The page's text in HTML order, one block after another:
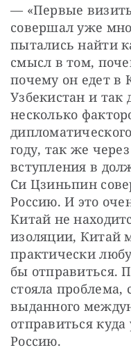
— «Первые
совершал уже
пытались найти
смысл в том,
почему он едет в
Узбекистан и так
несколько
году, так же
вступления в
Си Цзиньпин
Россию. И это
Китай не
изоляции, Китай
практически
бы отправиться.
стояла проблема,
выданного
отправиться куда
Россию.